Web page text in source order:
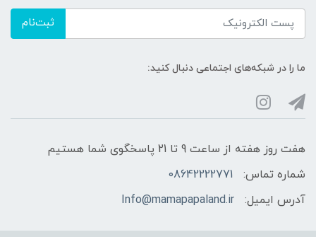
ثبت‌نام
ما را در شبکه‌های اجتماعی دنبال کنید:
هفت روز هفته از ساعت 9 تا 21 پاسخگوی شما هستیم
شماره تماس:
08642222771
آدرس ایمیل:
Info@mamapapaland.ir